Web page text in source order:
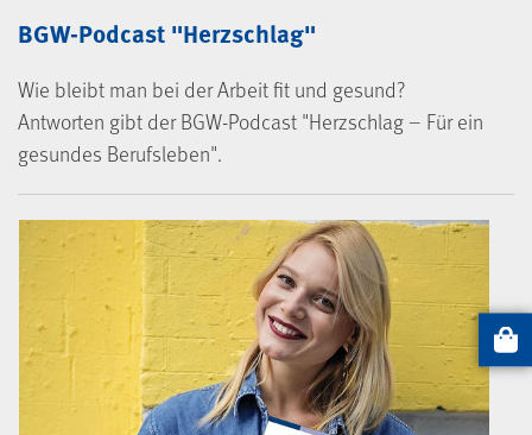
BGW-Podcast "Herzschlag"
Wie bleibt man bei der Arbeit fit und gesund?
Antworten gibt der BGW-Podcast "Herzschlag – Für ein
gesundes Berufsleben".
Artikel